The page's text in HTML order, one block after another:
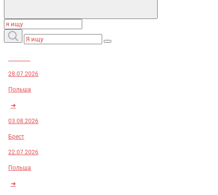
28.07.2026
Польша
➜
03.08.2026
Брест
22.07.2026
Польша
➜